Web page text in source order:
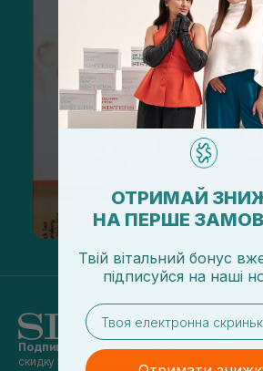
Подпишись на наши новостии получай
скидку 5% на первый заказ
ОТРИМАЙ
НА ПЕРШЕ
Твій вітальний бонус
підписуйся на наші
email